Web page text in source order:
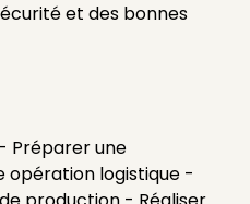
et des bonnes
Préparer une
opération logistique -